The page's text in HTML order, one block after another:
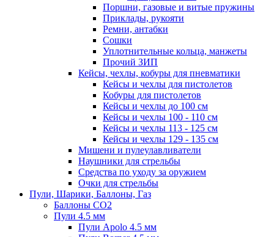
Поршни, газовые и витые пружины
Приклады, рукояти
Ремни, антабки
Сошки
Уплотнительные кольца, манжеты
Прочий ЗИП
Кейсы, чехлы, кобуры для пневматики
Кейсы и чехлы для пистолетов
Кобуры для пистолетов
Кейсы и чехлы до 100 см
Кейсы и чехлы 100 - 110 см
Кейсы и чехлы 113 - 125 см
Кейсы и чехлы 129 - 135 см
Мишени и пулеулавливатели
Наушники для стрельбы
Средства по уходу за оружием
Очки для стрельбы
Пули, Шарики, Баллоны, Газ
Баллоны CO2
Пули 4.5 мм
Пули Apolo 4.5 мм